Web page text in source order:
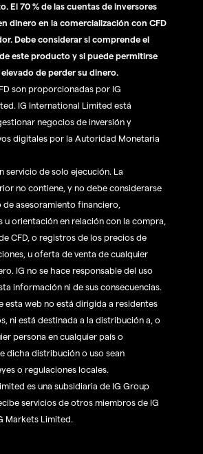
El 70 % de las cuentas de inversores
dinero en la comercialización con CFD
Debe considerar si comprende el
este producto y si puede permitirse
de perder su dinero.
son proporcionadas por IG
IG International Limited está
negocios de inversión y
digitales por la Autoridad Monetaria
servicio de solo ejecución. La
no contiene, y no debe considerarse
asesoramiento financiero,
u orientación en relación con la compra,
CFD, o registros de los precios de
u oferta de venta de cualquier
IG no se hace responsable del uso
información ni de sus consecuencias.
esta web no está dirigida a residentes
ni está destinada a la distribución a, o
persona en cualquier país o
dicha distribución o uso sean
o regulaciones locales.
es una subsidiaria de IG Group
servicios de otros miembros de IG
Markets Limited.